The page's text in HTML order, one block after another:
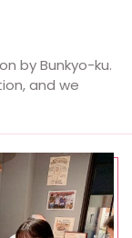
by Bunkyo-ku.
and we